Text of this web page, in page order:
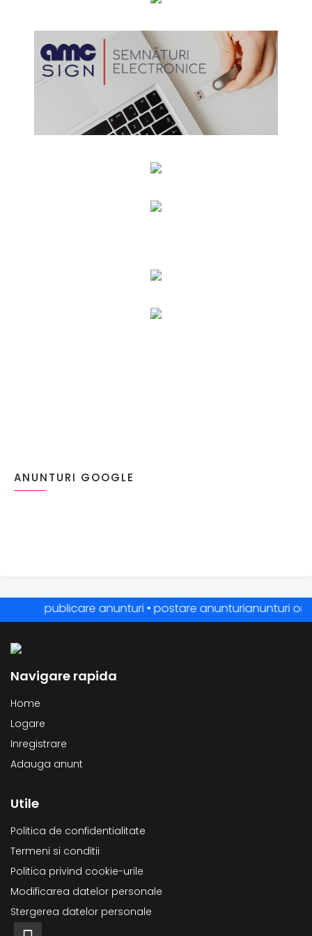
ANUNTURI GOOGLE
publicare anunturi • postare anunturianunturi
Navigare rapida
Home
Logare
Inregistrare
Adauga anunt
Utile
Politica de confidentialitate
Termeni si conditii
Politica privind cookie-urile
Modificarea datelor personale
Stergerea datelor personale